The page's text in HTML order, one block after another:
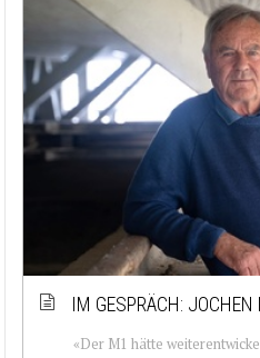
IM GESPRÄCH: JOCHEN
«Der M1 hätte